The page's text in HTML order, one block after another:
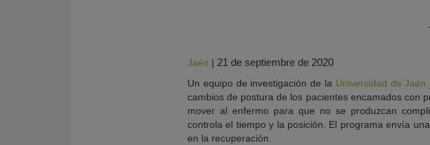
Jaén | 21 de septiembre de 2020
Un equipo de investigación de la Universidad de Jaén
cambios de postura de los pacientes encamados con
mover al enfermo para que no se produzcan
controla el tiempo y la posición. El programa envía
en la recuperación.